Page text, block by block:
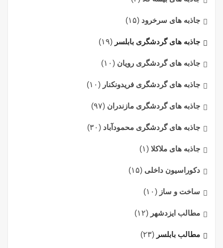
جاذبه های سرخرود (۱۵)
جاذبه های گردشگری بابلسر (۱۹)
جاذبه های گردشگری رویان (۱۰)
جاذبه های گردشگری فریدونکنار (۱۰)
جاذبه های گردشگری مازندران (۹۷)
جاذبه های گردشگری محمودآباد (۳۰)
جاذبه های ملاکلا (۱)
دکوراسیون داخلی (۱۵)
ساخت و ساز (۱۰)
مطالب ایزدشهر (۱۲)
مطالب بابلسر (۲۳)